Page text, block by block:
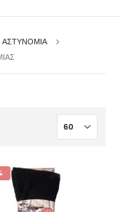
ΑΣΤΥΝΟΜΊΑ